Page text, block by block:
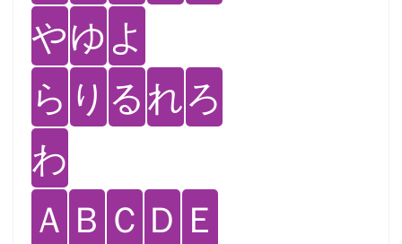
やゆ よ
ら り るれろ
わ
Ａ Ｂ Ｃ Ｄ Ｅ